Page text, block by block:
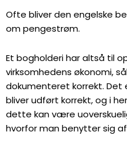
Ofte bliver den engelske
om pengestrøm.
Et bogholderi har altså til
virksomhedens økonomi,
dokumenteret korrekt.
bliver udført korrekt, og i
dette kan være
hvorfor man benytter sig